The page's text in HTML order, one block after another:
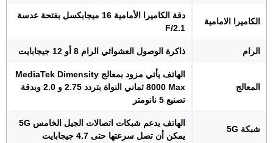
الكاميرا الامامية
دقة الكاميرا الأمامية 16 ميجابكسل بفتحة عدسة
F/2.1
الرام ذاكرة الوصول العشوائي الرام 8 أو 12 جيجابايت
المعالج
الهاتف يأتي مزود بمعالج MediaTek Dimensity
8000 Max ثماني النواة بتردد 2.75 و 2.0 وبدقة
تصنيع 5 نانومتر
شبكة 5G
الهاتف يدعم شبكات اتصالات الجيل الخامس 5G
يمكن أن تصل سرعتها حتى 4.7 جيجابايت